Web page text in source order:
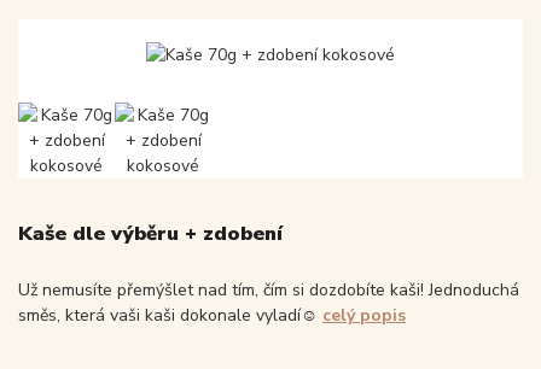
Kaše dle výběru + zdobení
Už nemusíte přemýšlet nad tím, čím si dozdobíte kaši! Jednoduchá
směs, která vaši kaši dokonale vyladí☺️ celý popis